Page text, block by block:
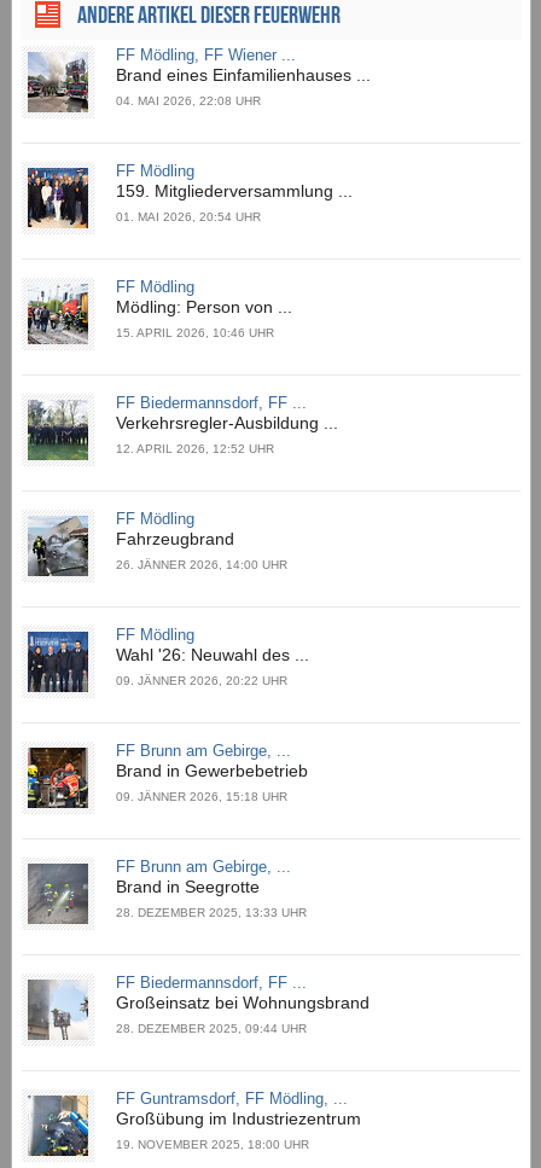
ANDERE ARTIKEL DIESER FEUERWEHR
FF Mödling, FF Wiener ...
Brand eines Einfamilienhauses ...
04. MAI 2026, 22:08 UHR
FF Mödling
159. Mitgliederversammlung ...
01. MAI 2026, 20:54 UHR
FF Mödling
Mödling: Person von ...
15. APRIL 2026, 10:46 UHR
FF Biedermannsdorf, FF ...
Verkehrsregler-Ausbildung ...
12. APRIL 2026, 12:52 UHR
FF Mödling
Fahrzeugbrand
26. JÄNNER 2026, 14:00 UHR
FF Mödling
Wahl '26: Neuwahl des ...
09. JÄNNER 2026, 20:22 UHR
FF Brunn am Gebirge, ...
Brand in Gewerbebetrieb
09. JÄNNER 2026, 15:18 UHR
FF Brunn am Gebirge, ...
Brand in Seegrotte
28. DEZEMBER 2025, 13:33 UHR
FF Biedermannsdorf, FF ...
Großeinsatz bei Wohnungsbrand
28. DEZEMBER 2025, 09:44 UHR
FF Guntramsdorf, FF Mödling, ...
Großübung im Industriezentrum
19. NOVEMBER 2025, 18:00 UHR